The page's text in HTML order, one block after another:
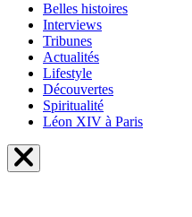
Belles histoires
Interviews
Tribunes
Actualités
Lifestyle
Découvertes
Spiritualité
Léon XIV à Paris